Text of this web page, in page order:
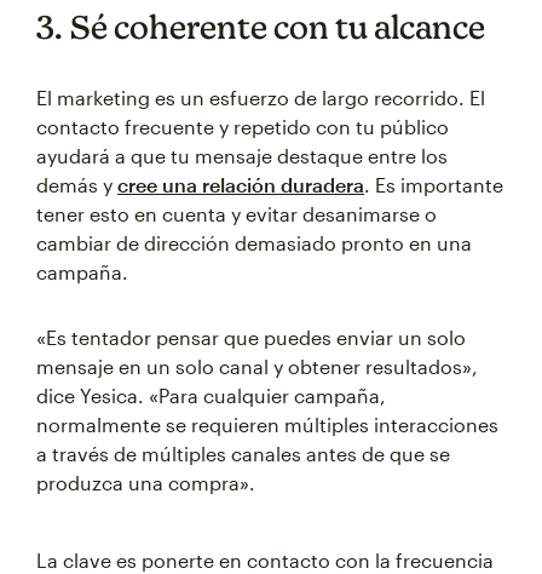
3. Sé coherente con tu alcance
El marketing es un esfuerzo de largo recorrido. El
contacto frecuente y repetido con tu público
ayudará a que tu mensaje destaque entre los
demás y cree una relación duradera. Es importante
tener esto en cuenta y evitar desanimarse o
cambiar de dirección demasiado pronto en una
campaña.
«Es tentador pensar que puedes enviar un solo
mensaje en un solo canal y obtener resultados»,
dice Yesica. «Para cualquier campaña,
normalmente se requieren múltiples interacciones
a través de múltiples canales antes de que se
produzca una compra».
La clave es ponerte en contacto con la frecuencia